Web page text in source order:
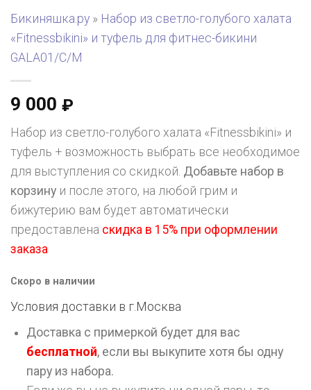
Бикиняшка.ру » Набор из светло-голубого халата
«Fitnessbikini» и туфель для фитнес-бикини
GALA01/C/M
9 000 ₽
Набор из светло-голубого халата «Fitnessbikini» и
туфель + возможность выбрать все необходимое
для выступления со скидкой. Добавьте набор в
корзину и после этого, на любой грим и
бижутерию вам будет автоматически
предоставлена скидка в 15% при оформлении
заказа
Скоро в наличии
Условия доставки в г. Москва
Доставка с примеркой будет для вас
бесплатной, если вы выкупите хотя бы одну
пару из набора.